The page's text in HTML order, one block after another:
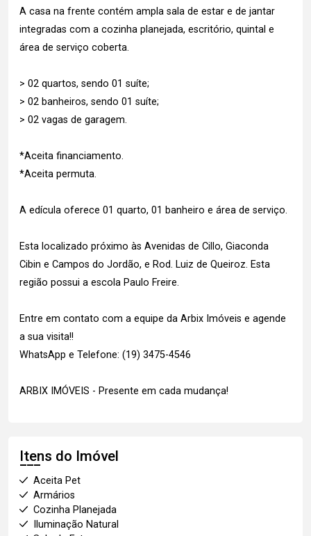
A casa na frente contém ampla sala de estar e de jantar
integradas com a cozinha planejada, escritório, quintal e
área de serviço coberta.
> 02 quartos, sendo 01 suíte;
> 02 banheiros, sendo 01 suíte;
> 02 vagas de garagem.
*Aceita financiamento.
*Aceita permuta.
A edícula oferece 01 quarto, 01 banheiro e área de serviço.
Esta localizado próximo às Avenidas de Cillo, Giaconda
Cibin e Campos do Jordão, e Rod. Luiz de Queiroz. Esta
região possui a escola Paulo Freire.
Entre em contato com a equipe da Arbix Imóveis e agende
a sua visita!!
WhatsApp e Telefone: (19) 3475-4546
ARBIX IMÓVEIS - Presente em cada mudança!
Itens do Imóvel
Aceita Pet
Armários
Cozinha Planejada
Iluminação Natural